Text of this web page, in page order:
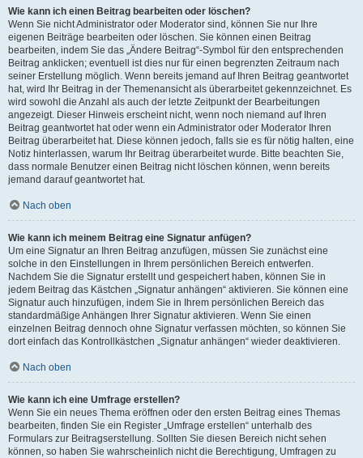
Wie kann ich einen Beitrag bearbeiten oder löschen?
Wenn Sie nicht Administrator oder Moderator sind, können Sie nur Ihre
eigenen Beiträge bearbeiten oder löschen. Sie können einen Beitrag
bearbeiten, indem Sie das „Ändere Beitrag“-Symbol für den entsprechenden
Beitrag anklicken; eventuell ist dies nur für einen begrenzten Zeitraum nach
seiner Erstellung möglich. Wenn bereits jemand auf Ihren Beitrag geantwortet
hat, wird Ihr Beitrag in der Themenansicht als überarbeitet gekennzeichnet. Es
wird sowohl die Anzahl als auch der letzte Zeitpunkt der Bearbeitungen
angezeigt. Dieser Hinweis erscheint nicht, wenn noch niemand auf Ihren
Beitrag geantwortet hat oder wenn ein Administrator oder Moderator Ihren
Beitrag überarbeitet hat. Diese können jedoch, falls sie es für nötig halten, eine
Notiz hinterlassen, warum Ihr Beitrag überarbeitet wurde. Bitte beachten Sie,
dass normale Benutzer einen Beitrag nicht löschen können, wenn bereits
jemand darauf geantwortet hat.
Nach oben
Wie kann ich meinem Beitrag eine Signatur anfügen?
Um eine Signatur an Ihren Beitrag anzufügen, müssen Sie zunächst eine
solche in den Einstellungen in Ihrem persönlichen Bereich entwerfen.
Nachdem Sie die Signatur erstellt und gespeichert haben, können Sie in
jedem Beitrag das Kästchen „Signatur anhängen“ aktivieren. Sie können eine
Signatur auch hinzufügen, indem Sie in Ihrem persönlichen Bereich das
standardmäßige Anhängen Ihrer Signatur aktivieren. Wenn Sie einen
einzelnen Beitrag dennoch ohne Signatur verfassen möchten, so können Sie
dort einfach das Kontrollkästchen „Signatur anhängen“ wieder deaktivieren.
Nach oben
Wie kann ich eine Umfrage erstellen?
Wenn Sie ein neues Thema eröffnen oder den ersten Beitrag eines Themas
bearbeiten, finden Sie ein Register „Umfrage erstellen“ unterhalb des
Formulars zur Beitragserstellung. Sollten Sie diesen Bereich nicht sehen
können, so haben Sie wahrscheinlich nicht die Berechtigung, Umfragen zu